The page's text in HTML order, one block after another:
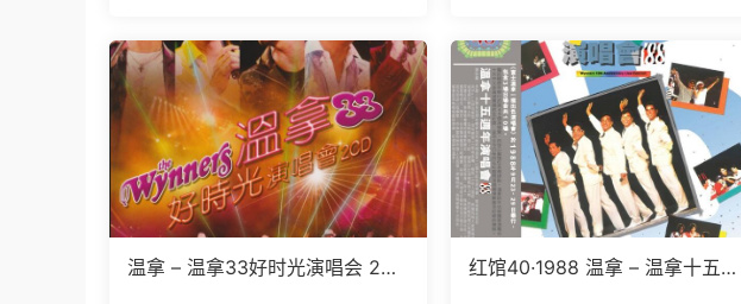
温拿 – 温拿33好时光演唱会 2C
红馆40·1988 温拿 – 温拿十五周